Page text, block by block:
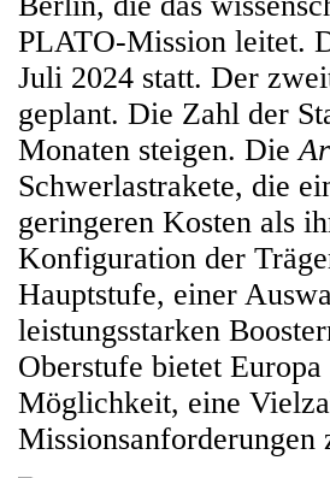
PLATO-Mission leitet.
Juli 2024 statt. Der
geplant. Die Zahl der
Monaten steigen. Die
Schwerlastrakete, die
geringeren Kosten als
Konfiguration der
Hauptstufe, einer
leistungsstarken
Oberstufe bietet
Möglichkeit, eine
Missionsanforderungen